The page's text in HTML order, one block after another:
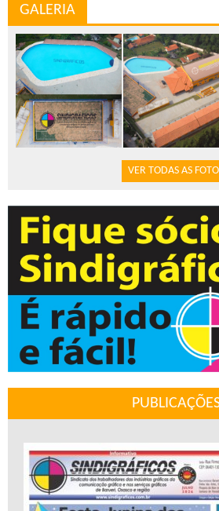
GALERIA
VER TODAS AS